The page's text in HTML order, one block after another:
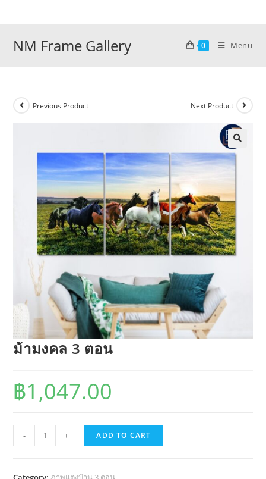
NM Frame Gallery 0 Menu
Previous Product Next Product
ม้ามงคล 3 ตอน
฿1,047.00
มงคล
ตอน
- + ADD TO CART